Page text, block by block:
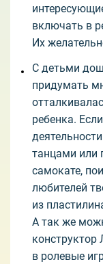
включать в
Их
С детьми
придумать
ребенка.
танцами или
самокате,
любителей
из
А так же
конструктор
в ролевые